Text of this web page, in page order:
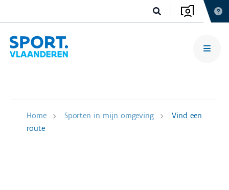
Home Sporten in mijn omgeving
Vind een
route